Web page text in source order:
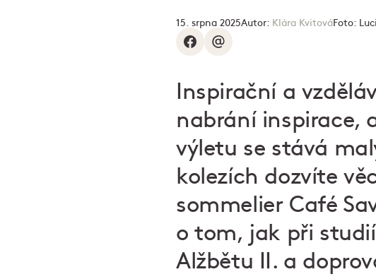
15. srpna 2025Autor: Klára KvitováFoto:
Inspirační a
nabrání inspirace,
výletu se stává
kolezích dozvíte
sommelier Café
o tom, jak při
Alžbětu II. a